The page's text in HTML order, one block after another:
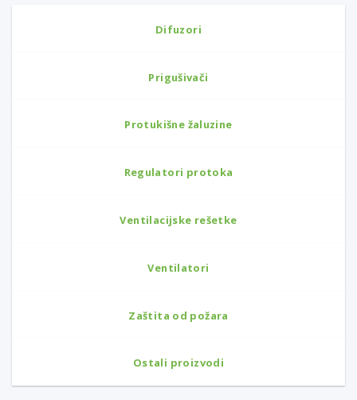
Difuzori
Prigušivači
Protukišne žaluzine
Regulatori protoka
Ventilacijske rešetke
Ventilatori
Zaštita od požara
Ostali proizvodi